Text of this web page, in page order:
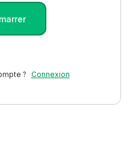
? Connexion